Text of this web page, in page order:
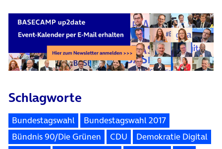
Schlagworte
Bundestagswahl
Bundestagswahl 2017
Bündnis 90/Die Grünen
CDU
Demokratie Digital